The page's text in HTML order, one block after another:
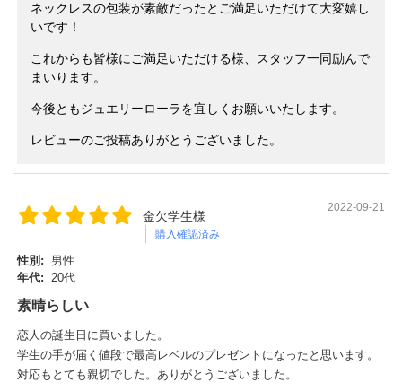
ネックレスの包装が素敵だったとご満足いただけて大変嬉し
いです！
これからも皆様にご満足いただける様、スタッフ一同励んで
まいります。
今後ともジュエリーローラを宜しくお願いいたします。
レビューのご投稿ありがとうございました。
金欠学生様
購入確認済み
2022-09-21
性別:
男性
年代: 20代
素晴らしい
恋人の誕生日に買いました。
学生の手が届く値段で最高レベルのプレゼントになったと思います。
対応もとても親切でした。ありがとうございました。